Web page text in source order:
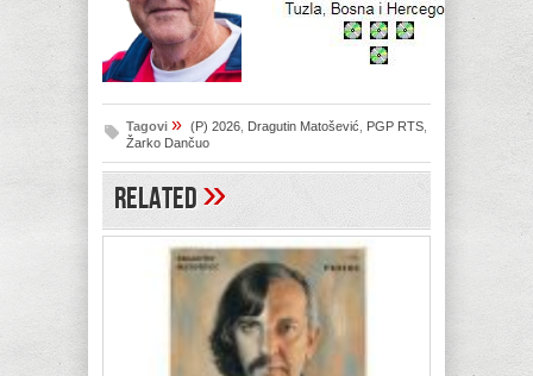
Tagovi » (P) 2026 Dragutin Matošević PGP RTS
Žarko Dančuo
Related»